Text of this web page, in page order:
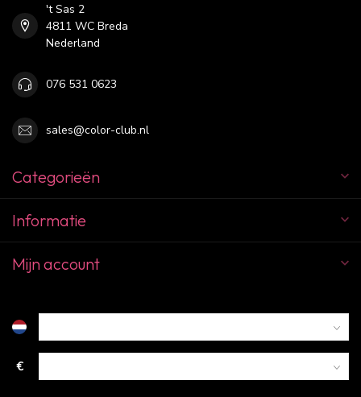
't Sas 2
4811 WC Breda
Nederland
076 531 0623
sales@color-club.nl
Categorieën
Informatie
Mijn account
€